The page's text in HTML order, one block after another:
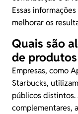
Essas
melhorar os
Quais são
de
Empresas, como
Starbucks,
públicos distintos.
complementares,